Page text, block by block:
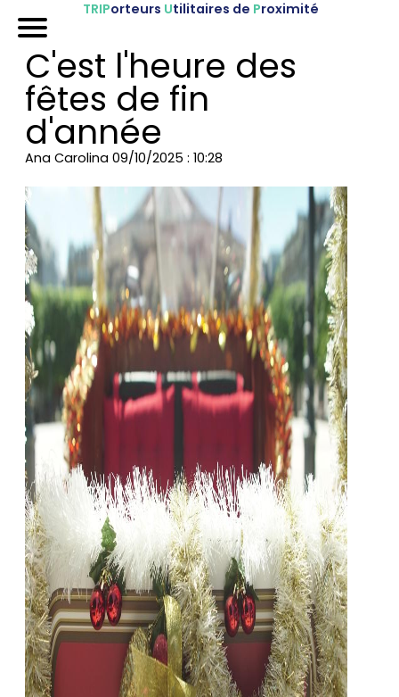
TRIPorteurs Utilitaires de Proximité
Nos véhicules
Références
Sur-mesure
Mariages
Blog
FAQ
A propos
Contactez-nous !
C'est l'heure des
fêtes de fin
d'année
Ana Carolina 09/10/2025 : 10:28